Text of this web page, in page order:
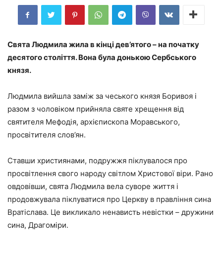
Свята Людмила жила в кінці дев’ятого – на початку
десятого століття. Вона була донькою Сербського
князя.
Людмила вийшла заміж за чеського князя Боривоя і
разом з чоловіком прийняла святе хрещення від
святителя Мефодія, архієпископа Моравського,
просвітителя слов’ян.
Ставши християнами, подружжя піклувалося про
просвітлення свого народу світлом Христової віри. Рано
овдовівши, свята Людмила вела суворе життя і
продовжувала піклуватися про Церкву в правління сина
Вратіслава. Це викликало ненависть невістки – дружини
сина, Драгоміри.